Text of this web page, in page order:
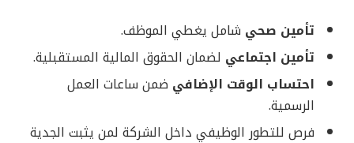
تأمين صحي شامل يغطي الموظف.
تأمين اجتماعي لضمان الحقوق المالية المستقبلية.
احتساب الوقت الإضافي ضمن ساعات العمل
الرسمية.
فرص للتطور الوظيفي داخل الشركة لمن يثبت الجدية